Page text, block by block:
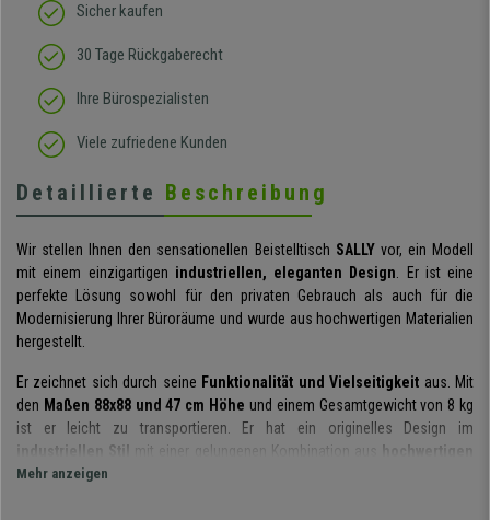
Sicher kaufen
30 Tage Rückgaberecht
Ihre Bürospezialisten
Viele zufriedene Kunden
Detaillierte Beschreibung
Wir stellen Ihnen den sensationellen Beistelltisch SALLYvor, ein Modell
mit einem einzigartigen industriellen, eleganten Design. Er ist eine
perfekte Lösung sowohl für den privaten Gebrauch als auch für die
Modernisierung Ihrer Büroräume und wurde aus hochwertigen Materialien
hergestellt.
Er zeichnet sich durch seine Funktionalität und Vielseitigkeit aus. Mit
den Maßen 88x88 und 47 cm Höhe und einem Gesamtgewicht von 8 kg
ist er leicht zu transportieren. Er hat ein originelles Design im
industriellen Stil
mit einer gelungenen Kombination aus hochwertigen
Materialien.
Mehr anzeigen